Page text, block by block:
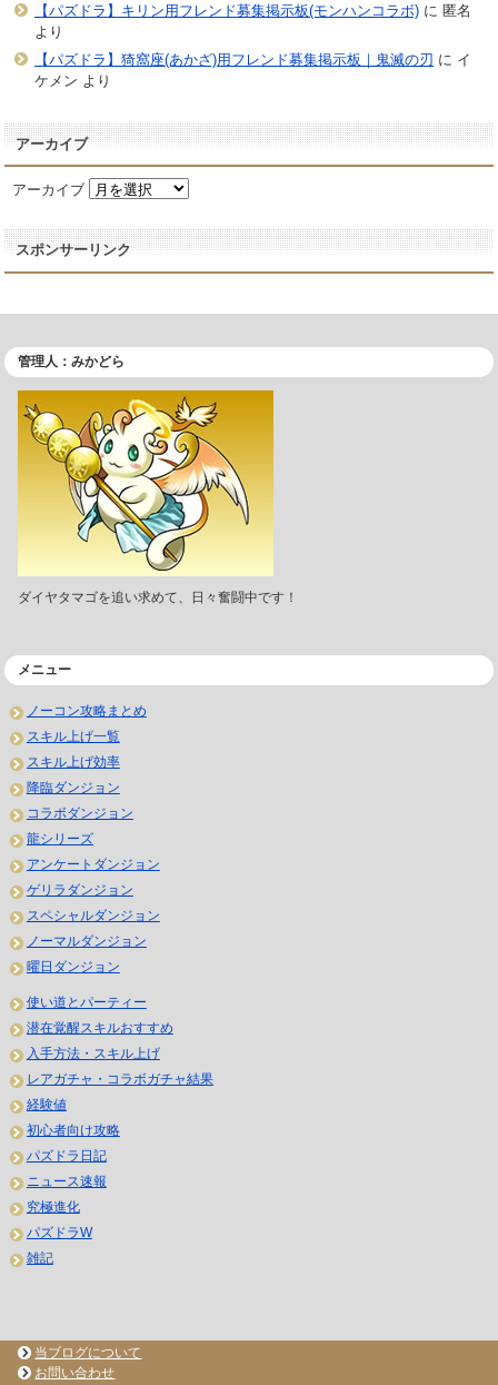
【パズドラ】キリン用フレンド募集掲示板(モンハンコラボ)に 匿名
より
【パズドラ】猗窩座(あかざ)用フレンド募集掲示板｜鬼滅の刃 に イ
ケメン より
アーカイブ
アーカイブ
スポンサーリンク
管理人：みかどら
ダイヤタマゴを追い求めて、日々奮闘中です！
メニュー
ノーコン攻略まとめ
スキル上げ一覧
スキル上げ効率
降臨ダンジョン
コラボダンジョン
龍シリーズ
アンケートダンジョン
ゲリラダンジョン
スペシャルダンジョン
ノーマルダンジョン
曜日ダンジョン
使い道とパーティー
潜在覚醒スキルおすすめ
入手方法・スキル上げ
レアガチャ・コラボガチャ結果
経験値
初心者向け攻略
パズドラ日記
ニュース速報
究極進化
パズドラW
雑記
当ブログについて
お問い合わせ